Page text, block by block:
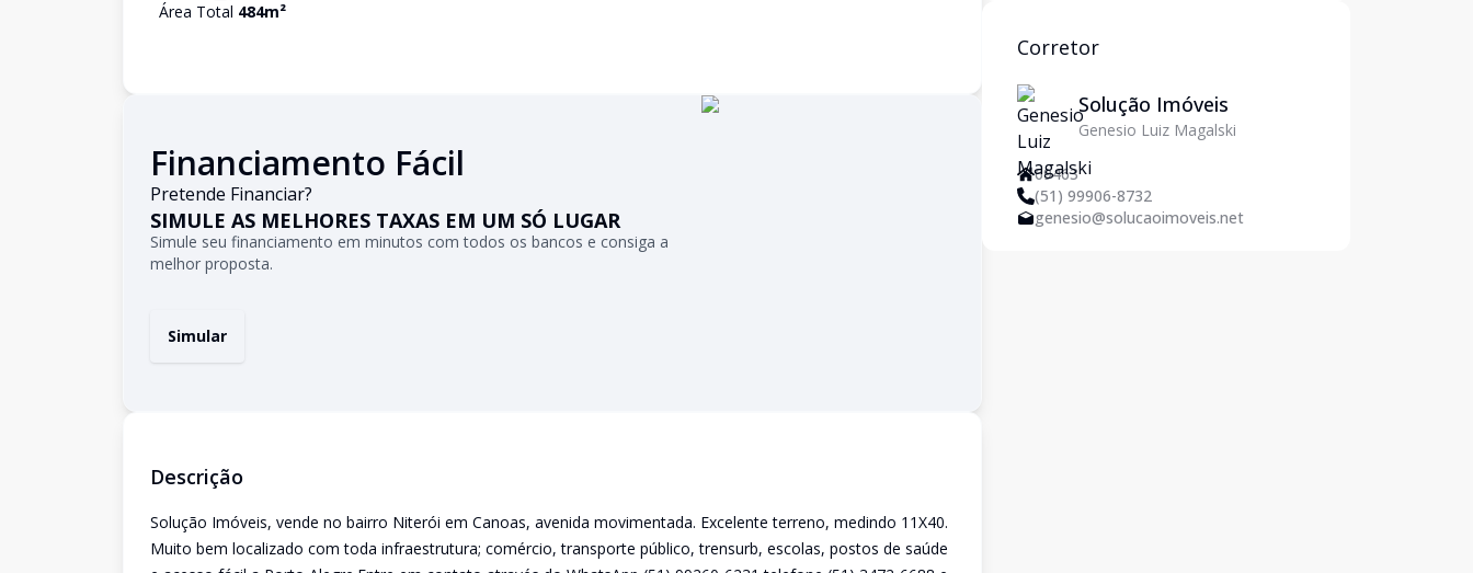
Área Total 484m²
Financiamento Fácil
Pretende Financiar?
SIMULE AS MELHORES TAXAS EM UM SÓ LUGAR
Simule seu financiamento em minutos com todos os bancos e consiga a
melhor proposta.
Simular
Descrição
Solução Imóveis, vende no bairro Niterói em Canoas, avenida movimentada. Excelente terreno, medindo 11X40.
Muito bem localizado com toda infraestrutura; comércio, transporte público, trensurb, escolas, postos de saúde
Corretor
Solução Imóveis
Genesio Luiz Magalski
69463
(51) 99906-8732
genesio@solucaoimoveis.net